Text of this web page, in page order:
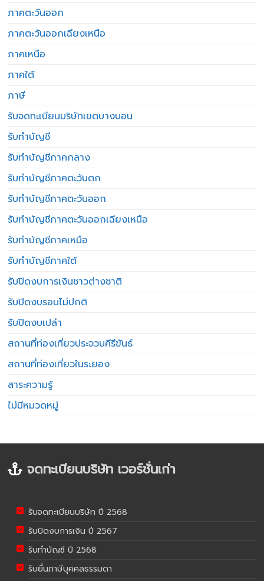
ภาคตะวันออก
ภาคตะวันออกเฉียงเหนือ
ภาคเหนือ
ภาคใต้
ภาษี
รับจดทะเบียนบริษัทเขตบางบอน
รับทำบัญชี
รับทำบัญชีภาคกลาง
รับทำบัญชีภาคตะวันตก
รับทำบัญชีภาคตะวันออก
รับทำบัญชีภาคตะวันออกเฉียงเหนือ
รับทำบัญชีภาคเหนือ
รับทำบัญชีภาคใต้
รับปิดงบการเงินชาวต่างชาติ
รับปิดงบรอบไม่ปกติ
รับปิดงบเปล่า
สถานที่ท่องเที่ยวประจวบคีรีขันธ์
สถานที่ท่องเที่ยวในระยอง
สาระความรู้
ไม่มีหมวดหมู่
จดทะเบียนบริษัท เวอร์ชั่นเก่า
รับจดทะเบียนบริษัท ปี 2568
รับปิดงบการเงิน ปี 2567
รับทำบัญชี ปี 2568
รับยื่นภาษีบุคคลธรรมดา